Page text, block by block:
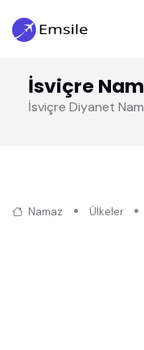
İsviçre
İsviçre Diyanet
Namaz Ülkeler